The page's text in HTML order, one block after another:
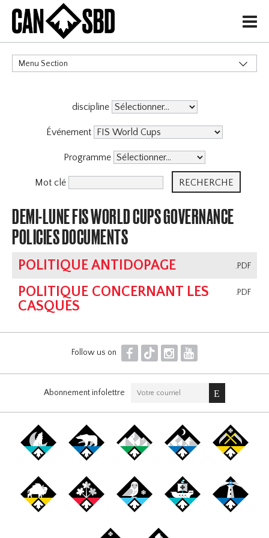
H
Menu Section
Événements & Compétitions
discipline
Événement
Programme
Mot clé
DEMI-LUNE FIS WORLD CUPS GOVERNANCE
POLICIES DOCUMENTS
.PDF
POLITIQUE ANTIDOPAGE
.PDF
POLITIQUE CONCERNANT LES
CASQUES
Follow us on F T I Y
Abonnement infolettre